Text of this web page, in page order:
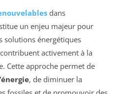
dans
un enjeu majeur pour
solutions énergétiques
activement à la
Cette approche permet de
, de diminuer la